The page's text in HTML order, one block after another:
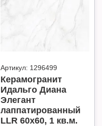
Артикул: 1296499
Керамогранит
Идальго Диана
Элегант
лаппатированный
LLR 60х60, 1 кв.м.